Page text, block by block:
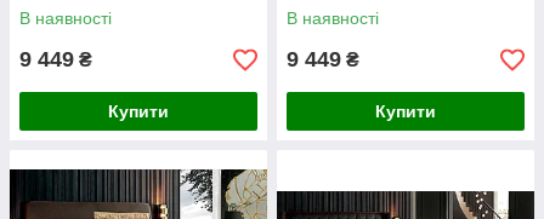
В наявності
9 449 ₴
Купити
В наявності
9 449 ₴
Купити